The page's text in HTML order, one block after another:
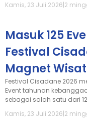
Kamis, 23 Juli 2026|2
Masuk 125
Festival
Magnet
Festival Cisadane 2026
Event tahunan
sebagai salah satu dari
Kamis, 23 Juli 2026|2